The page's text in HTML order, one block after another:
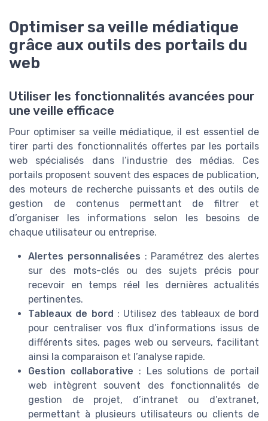
Optimiser sa veille médiatique
grâce aux outils des portails du
web
Utiliser les fonctionnalités avancées pour
une veille efficace
Pour optimiser sa veille médiatique, il est essentiel de
tirer parti des fonctionnalités offertes par les portails
web spécialisés dans l’industrie des médias. Ces
portails proposent souvent des espaces de publication,
des moteurs de recherche puissants et des outils de
gestion de contenus permettant de filtrer et
d’organiser les informations selon les besoins de
chaque utilisateur ou entreprise.
Alertes personnalisées : Paramétrez des alertes
sur des mots-clés ou des sujets précis pour
recevoir en temps réel les dernières actualités
pertinentes.
Tableaux de bord : Utilisez des tableaux de bord
pour centraliser vos flux d’informations issus de
différents sites, pages web ou serveurs, facilitant
ainsi la comparaison et l’analyse rapide.
Gestion collaborative : Les solutions de portail
web intègrent souvent des fonctionnalités de
gestion de projet, d’intranet ou d’extranet,
permettant à plusieurs utilisateurs ou clients de